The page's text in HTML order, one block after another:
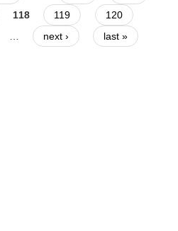
118 119
120
next › last »